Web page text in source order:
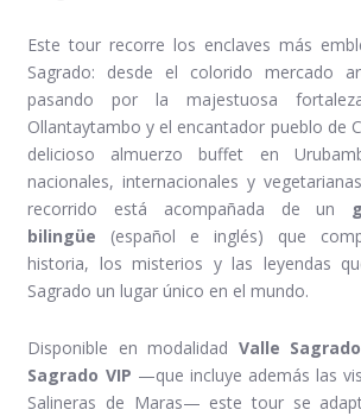
Este tour recorre los enclaves más
Sagrado: desde el colorido mercado
pasando por la majestuosa
Ollantaytambo y el encantador pueblo de
delicioso almuerzo buffet en
nacionales, internacionales y
recorrido está acompañada de un
bilingüe (español e inglés) que
historia, los misterios y las leyendas
Sagrado un lugar único en el mundo.
Disponible en modalidad Valle
Sagrado VIP —que incluye además las
Salineras de Maras— este tour se